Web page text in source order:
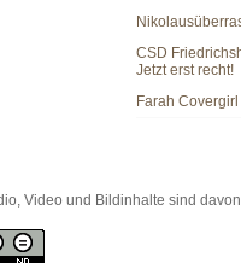
CSD
Jetzt erst recht!
Farah Covergirl
Video und Bildinhalte sind